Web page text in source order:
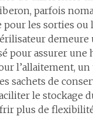
parfois
pour les sorties ou
demeure
pour assurer une
l’allaitement,
sachets de
le stockage
plus de